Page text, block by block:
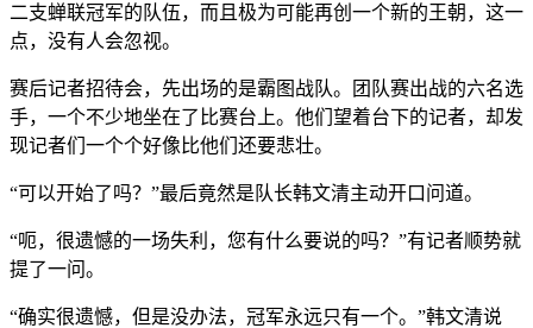
二支蝉联冠军的队伍，而且极为可能再创一个新的王朝，这一
点，没有人会忽视。
赛后记者招待会，先出场的是霸图战队。团队赛出战的六名选
手，一个不少地坐在了比赛台上。他们望着台下的记者，却发
现记者们一个个好像比他们还要悲壮。
“可以开始了吗？”最后竟然是队长韩文清主动开口问道。
“呃，很遗憾的一场失利，您有什么要说的吗？”有记者顺势就
提了一问。
“确实很遗憾，但是没办法，冠军永远只有一个。”韩文清说